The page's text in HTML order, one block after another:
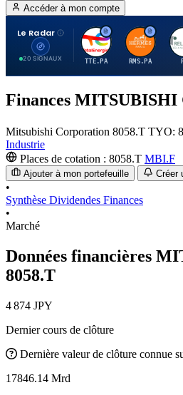
Accéder à mon compte
Le Radar
20 SIGNAUX
T
TTE.PA
H
RMS.PA
Finances MITSUBISHI
Mitsubishi Corporation 8058.T TYO:
Industrie
Places de cotation : 8058.T MBI.F
Ajouter à mon portefeuille Créer
•
Synthèse Dividendes Finances
•
Marché
Données financières
8058.T
4 874 JPY
Dernier cours de clôture
Dernière valeur de clôture connue
17846.14 Mrd